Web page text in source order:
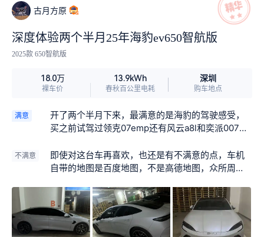
质感也超出预期，下班路上放首喜欢的歌，疲惫感
都能减轻不少。 最让我安心的还是续航表现。我买
的是 650km 长续航版本，在不冷不热、不用开空调
的季节，充一次电基本能跑半个月，完全不用频繁
找充电桩，而且现在充电桩越来越普及，快充、慢
充选择很多，就算偶尔需要补能，快充一个多小时
就能充满，彻底缓解了我的里程焦虑。 总的来说，
海豹 EV 用颜值、驾驶感和靠谱的续航，完美适配了
我的日常需求，是台让我越开越喜欢的车。
古月方原
深度体验两个半月25年海豹ev650智航版
2025款 650智航版
18.0万
裸车价
13.9kWh
春秋百公里电耗
深圳
购车地点
满意
开了两个半月下来，最满意的是海豹的驾驶感受，
买之前试驾过领克07emp还有风云a8l和奕派007，
最终体验下来还是最喜欢海豹的驾驶感受；运动模
式下提速很快，动力非常足，120码还有很多力。
不满意
即使对这台车再喜欢，也还是有不满意的点，车机
自带的地图是百度地图，不是高德地图，众所周
的百度地图没有，高速NOA只能在开启车机自带的
百度地图导航时才可以开启，所以这个高速noa功能
到现在还算是个处